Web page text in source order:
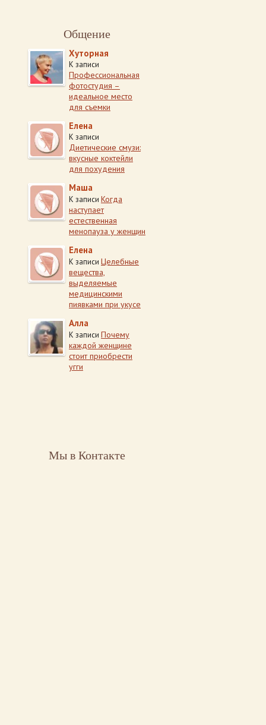
Общение
Хуторная
К записи
Профессиональная
фотостудия –
идеальное место
для съемки
Елена
К записи
Диетические смузи:
вкусные коктейли
для похудения
Маша
К записи Когда
наступает
естественная
менопауза у женщин
Елена
К записи Целебные
вещества,
выделяемые
медицинскими
пиявками при укусе
Алла
К записи Почему
каждой женщине
стоит приобрести
угги
Мы в Контакте